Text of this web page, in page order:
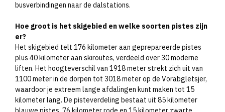
busverbindingen naar de dalstations.
Hoe groot is het skigebied en welke soorten pistes zijn
er?
Het skigebied telt 176 kilometer aan geprepareerde pistes
plus 40 kilometer aan skiroutes, verdeeld over 30 moderne
liften. Het hoogteverschil van 1918 meter strekt zich uit van
1100 meter in de dorpen tot 3018 meter op de Vorabgletsjer,
waardoor je extreem lange afdalingen kunt maken tot 15
kilometer lang. De pisteverdeling bestaat uit 85 kilometer